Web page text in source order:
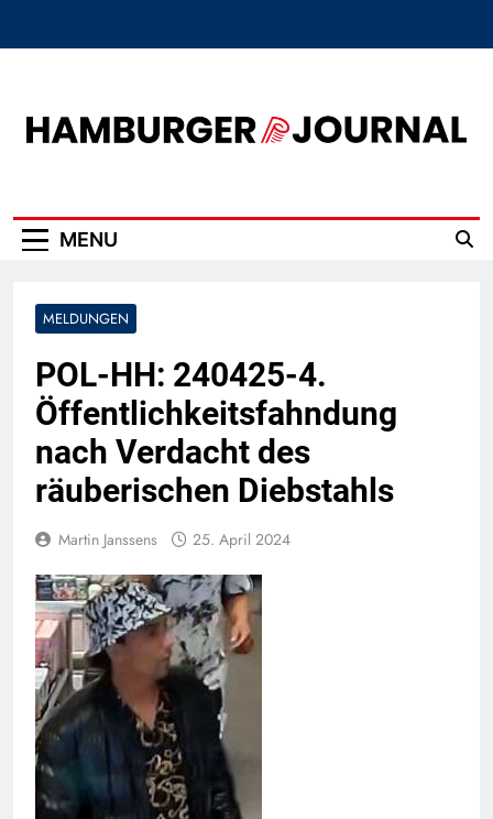
MENU
MELDUNGEN
POL-HH: 240425-4.
Öffentlichkeitsfahndung
nach Verdacht des
räuberischen Diebstahls
Martin Janssens 25. April 2024